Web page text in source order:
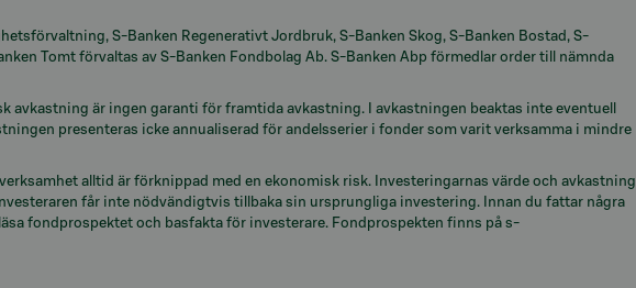
S-Banken Regenerativt Jordbruk, S-Banken Skog, S-Banken Bostad, S-
Tomt förvaltas av S-Banken Fondbolag Ab. S-Banken Abp förmedlar order till nämnda
avkastning är ingen garanti för framtida avkastning. I avkastningen beaktas inte eventuell
presenteras icke annualiserad för andelsserier i fonder som varit verksamma i mindre
alltid är förknippad med en ekonomisk risk. Investeringarnas värde och avkastning
får inte nödvändigtvis tillbaka sin ursprungliga investering. Innan du fattar några
fondprospektet och basfakta för investerare. Fondprospekten finns på s-